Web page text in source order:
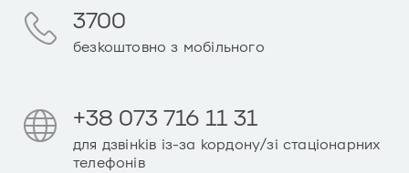
3700
безкоштовно з мобільного
+38 073 716 11 31
для дзвінків із-за кордону/зі стаціонарних
телефонів